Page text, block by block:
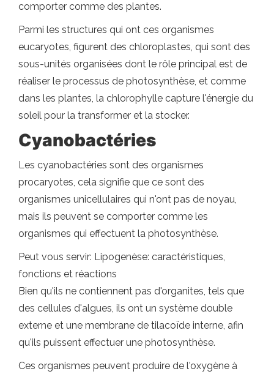
comporter comme des plantes.
Parmi les structures qui ont ces organismes
eucaryotes, figurent des chloroplastes, qui sont des
sous-unités organisées dont le rôle principal est de
réaliser le processus de photosynthèse, et comme
dans les plantes, la chlorophylle capture l'énergie du
soleil pour la transformer et la stocker.
Cyanobactéries
Les cyanobactéries sont des organismes
procaryotes, cela signifie que ce sont des
organismes unicellulaires qui n'ont pas de noyau,
mais ils peuvent se comporter comme les
organismes qui effectuent la photosynthèse.
Peut vous servir: Lipogenèse: caractéristiques,
fonctions et réactions
Bien qu'ils ne contiennent pas d'organites, tels que
des cellules d'algues, ils ont un système double
externe et une membrane de tilacoïde interne, afin
qu'ils puissent effectuer une photosynthèse.
Ces organismes peuvent produire de l'oxygène à